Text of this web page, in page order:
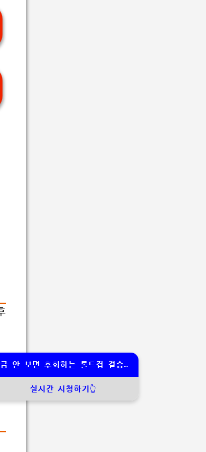
지금 안 보면 후회하는 롤드컵 결승전 중계
실시간 시청하기👆